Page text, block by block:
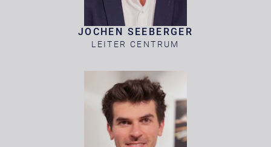
JOCHEN SEEBERGER
LEITER CENTRUM